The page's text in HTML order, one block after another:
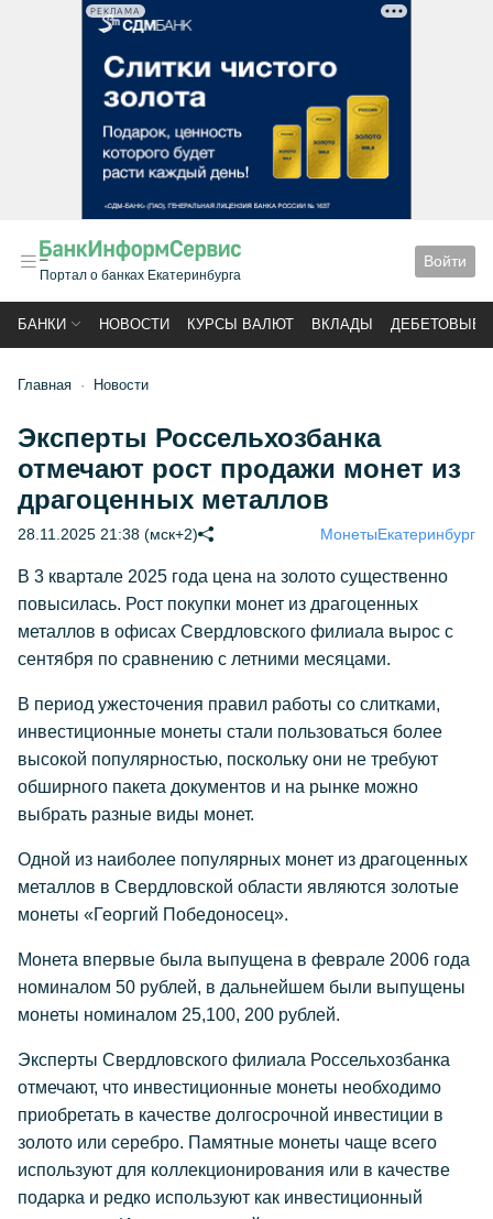
РЕКЛАМА
Портал о банках Екатеринбурга
Войти
БАНКИ НОВОСТИ КУРСЫ ВАЛЮТ ВКЛАДЫ ДЕБЕТОВЫЕ
Главная Новости
Эксперты Россельхозбанка
отмечают рост продажи монет из
драгоценных металлов
28.11.2025 21:38 (мск+2) МонетыЕкатеринбург
В 3 квартале 2025 года цена на золото существенно
повысилась. Рост покупки монет из драгоценных
металлов в офисах Свердловского филиала вырос с
сентября по сравнению с летними месяцами.
В период ужесточения правил работы со слитками,
инвестиционные монеты стали пользоваться более
высокой популярностью, поскольку они не требуют
обширного пакета документов и на рынке можно
выбрать разные виды монет.
Одной из наиболее популярных монет из драгоценных
металлов в Свердловской области являются золотые
монеты «Георгий Победоносец».
Монета впервые была выпущена в феврале 2006 года
номиналом 50 рублей, в дальнейшем были выпущены
монеты номиналом 25,100, 200 рублей.
Эксперты Свердловского филиала Россельхозбанка
отмечают, что инвестиционные монеты необходимо
приобретать в качестве долгосрочной инвестиции в
золото или серебро. Памятные монеты чаще всего
используют для коллекционирования или в качестве
подарка и редко используют как инвестиционный